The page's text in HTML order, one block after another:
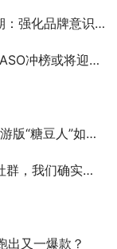
意识 精准定位流量
将迎来黄金时代
人”如何做到的？
打算做更多IP手游
出又一爆款？